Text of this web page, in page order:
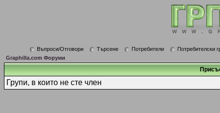
Въпроси/Отговори Търсене Потребители
Потребителски
Graphilla.com Форуми
Групи, в които не сте член